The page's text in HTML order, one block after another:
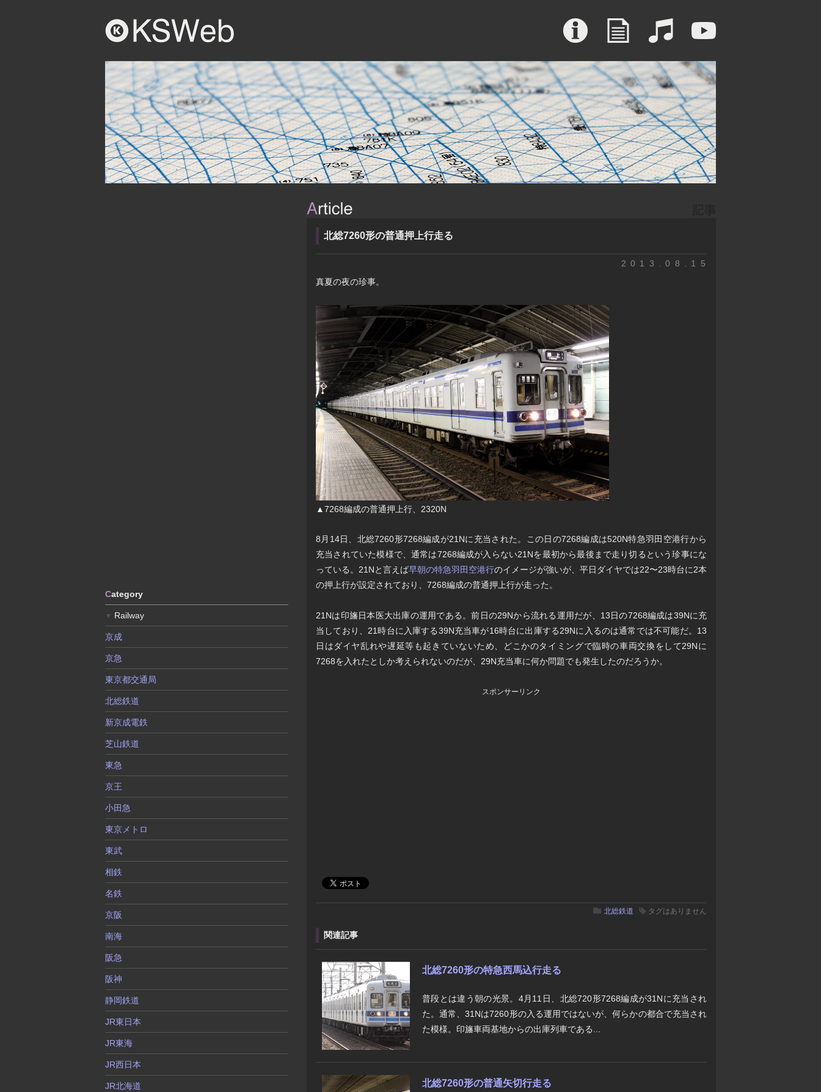
北総7260形の普通押上行走る
2013.08.15
真夏の夜の珍事。
▲7268編成の普通押上行、2320N
8月14日、北総7260形7268編成が21Nに充当された。この日の7268編成は520N特急羽田空港行から
充当されていた模様で、通常は7268編成が入らない21Nを最初から最後まで走り切るという珍事にな
っている。21Nと言えば早朝の特急羽田空港行のイメージが強いが、平日ダイヤでは22〜23時台に2本
の押上行が設定されており、7268編成の普通押上行が走った。
21Nは印旛日本医大出庫の運用である。前日の29Nから流れる運用だが、13日の7268編成は39Nに充
当しており、21時台に入庫する39N充当車が16時台に出庫する29Nに入るのは通常では不可能だ。13
日はダイヤ乱れや遅延等も起きていないため、どこかのタイミングで臨時の車両交換をして29Nに
7268を入れたとしか考えられないのだが、29N充当車に何か問題でも発生したのだろうか。
スポンサーリンク
北総鉄道 タグはありません
関連記事
北総7260形の特急西馬込行走る
普段とは違う朝の光景。4月11日、北総720形7268編成が31Nに充当され
た。通常、31Nは7260形の入る運用ではないが、何らかの都合で充当され
た模様。印旛車両基地からの出庫列車である...
北総7260形の普通矢切行走る
Category
▼ Railway
京成
京急
東京都交通局
北総鉄道
新京成電鉄
芝山鉄道
東急
京王
小田急
東京メトロ
東武
相鉄
名鉄
京阪
南海
阪急
阪神
静岡鉄道
JR東日本
JR東海
JR西日本
JR北海道